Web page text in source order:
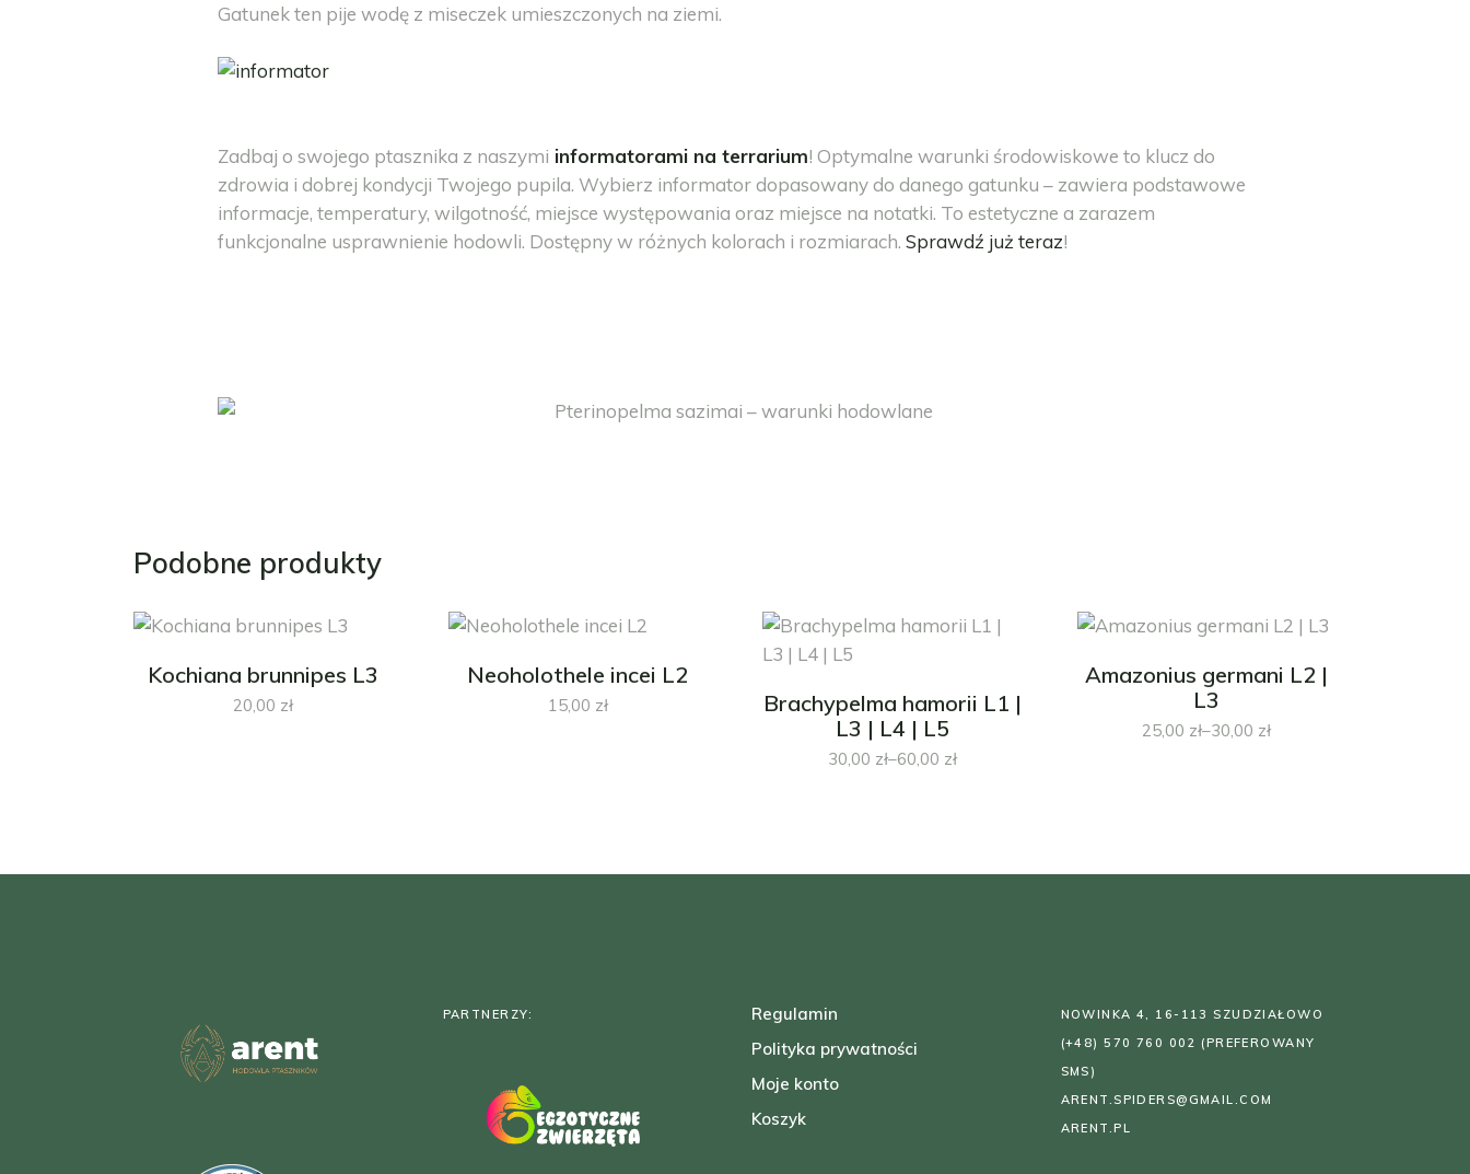
Gatunek ten pije wodę z miseczek umieszczonych na ziemi.
Zadbaj o swojego ptasznika z naszymi informatorami na terrarium! Optymalne warunki środowiskowe to klucz do
zdrowia i dobrej kondycji Twojego pupila. Wybierz informator dopasowany do danego gatunku – zawiera podstawowe
informacje, temperatury, wilgotność, miejsce występowania oraz miejsce na notatki. To estetyczne a zarazem
funkcjonalne usprawnienie hodowli. Dostępny w różnych kolorach i rozmiarach. Sprawdź już teraz!
Podobne produkty
Kochiana brunnipes L3
20,00 zł
Neoholothele incei L2
15,00 zł
Brachypelma hamorii L1 |
L3 | L4 | L5
30,00 zł–60,00 zł
Zakres
Amazonius germani L2 |
L3
25,00 zł–30,00 zł
Zakres
PARTNERZY:
Regulamin
Polityka prywatności
Moje konto
Koszyk
NOWINKA 4, 16-113 SZUDZIAŁOWO
(+48) 570 760 002 (PREFEROWANY
SMS)
ARENT.SPIDERS@GMAIL.COM
ARENT.PL